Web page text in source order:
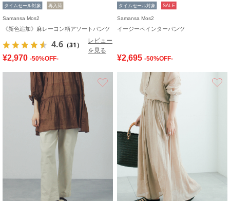
タイムセール対象 再入荷
Samansa Mos2
《新色追加》麻レーヨン柄アソートパンツ
4.6 （31）
レビュー
を見る
¥2,970 -50%OFF-
タイムセール対象 SALE
Samansa Mos2
イージーペインターパンツ
¥2,695 -50%OFF-
お気に入り